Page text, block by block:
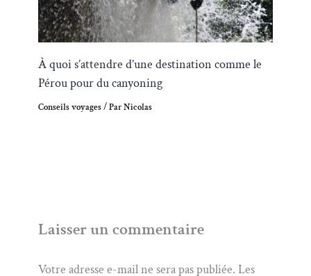
À quoi s’attendre d’une destination comme le
Pérou pour du canyoning
Conseils voyages/ ParNicolas
Laisser un commentaire
Votre adresse e-mail ne sera pas publiée. Les